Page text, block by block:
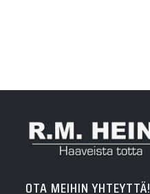
OTA MEIHIN YHTEYTTÄ!